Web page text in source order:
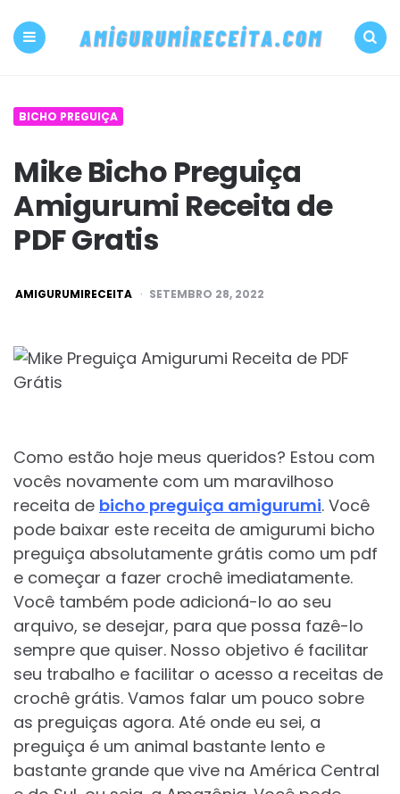
500+
Amigurumi
receita
grátis
BICHO PREGUIÇA
Mike Bicho Preguiça
Amigurumi Receita de
PDF Gratis
POSTED
BY
AMIGURUMIRECEITA SETEMBRO 28, 2022
Como estão hoje meus queridos? Estou com
vocês novamente com um maravilhoso
receita de bicho preguiça amigurumi. Você
pode baixar este receita de amigurumi bicho
preguiça absolutamente grátis como um pdf
e começar a fazer crochê imediatamente.
Você também pode adicioná-lo ao seu
arquivo, se desejar, para que possa fazê-lo
sempre que quiser. Nosso objetivo é facilitar
seu trabalho e facilitar o acesso a receitas de
crochê grátis. Vamos falar um pouco sobre
as preguiças agora. Até onde eu sei, a
preguiça é um animal bastante lento e
bastante grande que vive na América Central